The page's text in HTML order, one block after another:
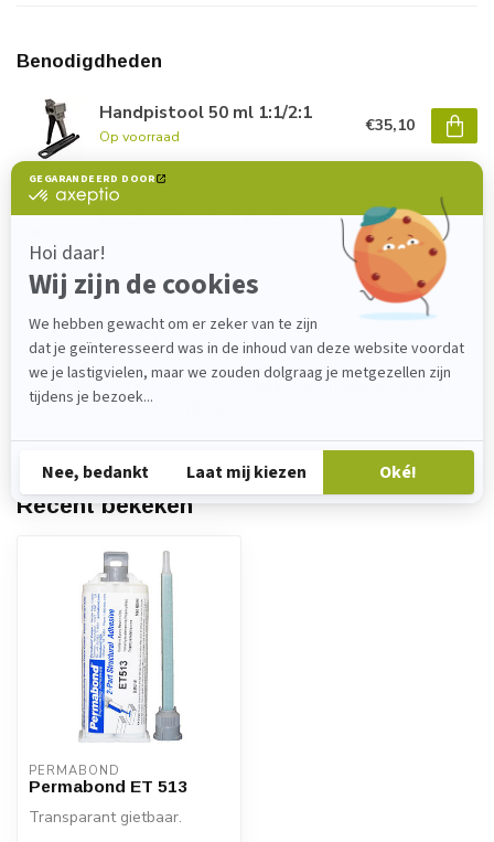
Benodigdheden
Handpistool 50 ml 1:1/2:1
Op voorraad
€35,10
Nozzle MBQ 05-24L (50 ml)
Op voorraad
€1,40
Heeft u vragen over dit product?
Neem gerust contact op met onze
klantenservice via
verkoop@lijmenwinkel.nl
of+31 (0)85 4011571
Recent bekeken
PERMABOND
Permabond ET 513
Transparant gietbaar.